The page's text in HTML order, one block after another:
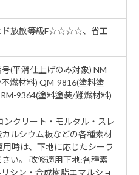
ド放散等級F☆☆☆☆、省工
(平滑仕上げのみ対象) NM-
燃材料) QM-9816(塗料塗
9364(塗料塗装/難燃材料)
ンクリート・モルタル・スレ
ルシウム板などの各種素材
時は、下地に応じたシーラ
い。 改修適用下地:各種素
シン・合成樹脂エマルショ